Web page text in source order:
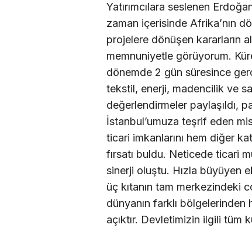
Yatırımcılara seslenen
zaman içerisinde Afrika’nın
projelere dönüşen kararların
memnuniyetle görüyorum.
dönemde 2 gün süresince
tekstil, enerji, madencilik ve
değerlendirmeler paylaşıldı,
İstanbul’umuza teşrif eden
ticari imkanlarını hem diğer
fırsatı buldu. Neticede ticari
sinerji oluştu. Hızla büyüyen
üç kıtanın tam merkezindeki
dünyanın farklı bölgelerinden
açıktır. Devletimizin ilgili tüm